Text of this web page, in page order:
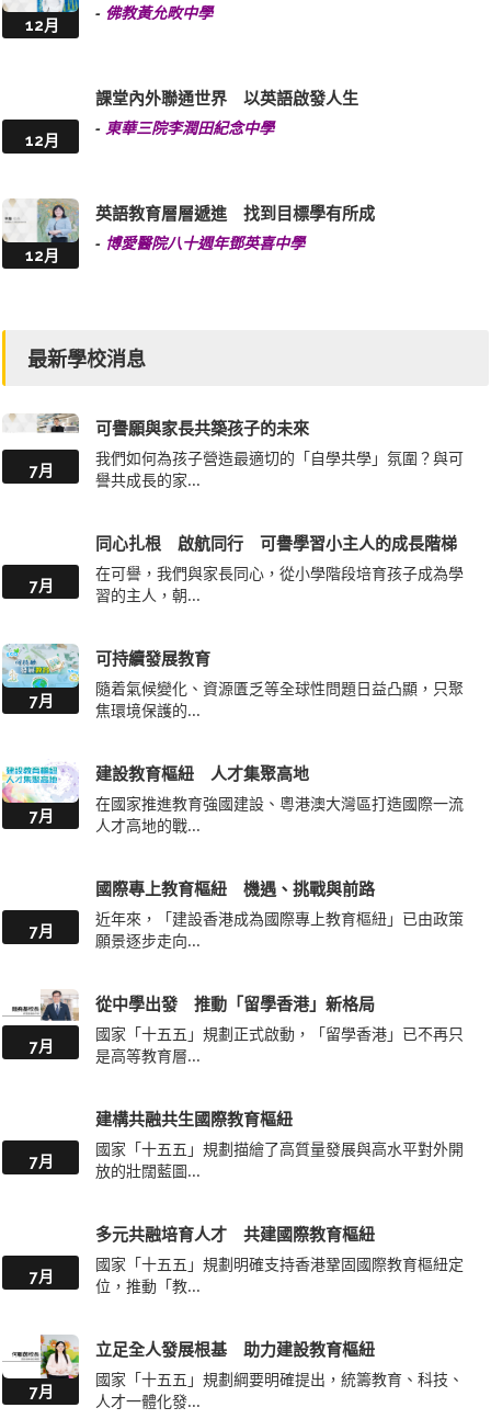
12月
- 佛教黃允畋中學
12月
課堂內外聯通世界 以英語啟發人生
- 東華三院李潤田紀念中學
12月
英語教育層層遞進 找到目標學有所成
- 博愛醫院八十週年鄧英喜中學
最新學校消息
7月
可譽願與家長共築孩子的未來
我們如何為孩子營造最適切的「自學共學」氛圍？與可
譽共成長的家...
7月
同心扎根 啟航同行 可譽學習小主人的成長階梯
在可譽，我們與家長同心，從小學階段培育孩子成為學
習的主人，朝...
7月
可持續發展教育
隨着氣候變化、資源匱乏等全球性問題日益凸顯，只聚
焦環境保護的...
7月
建設教育樞紐 人才集聚高地
在國家推進教育強國建設、粵港澳大灣區打造國際一流
人才高地的戰...
7月
國際專上教育樞紐 機遇、挑戰與前路
近年來，「建設香港成為國際專上教育樞紐」已由政策
願景逐步走向...
7月
從中學出發 推動「留學香港」新格局
國家「十五五」規劃正式啟動，「留學香港」已不再只
是高等教育層...
7月
建構共融共生國際教育樞紐
國家「十五五」規劃描繪了高質量發展與高水平對外開
放的壯闊藍圖...
7月
多元共融培育人才 共建國際教育樞紐
國家「十五五」規劃明確支持香港鞏固國際教育樞紐定
位，推動「教...
7月
立足全人發展根基 助力建設教育樞紐
國家「十五五」規劃綱要明確提出，統籌教育、科技、
人才一體化發...